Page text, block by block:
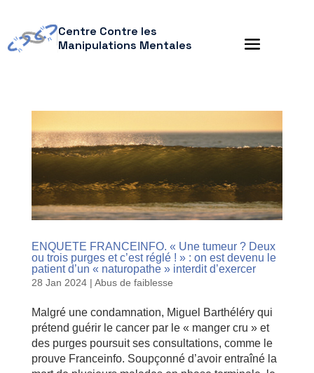
Centre Contre les
Manipulations Mentales
ENQUETE FRANCEINFO. « Une tumeur ? Deux
ou trois purges et c’est réglé ! » : on est devenu le
patient d’un « naturopathe » interdit d’exercer
28 Jan 2024| Abus de faiblesse
Malgré une condamnation, Miguel Barthéléry qui
prétend guérir le cancer par le « manger cru » et
des purges poursuit ses consultations, comme le
prouve Franceinfo. Soupçonné d’avoir entraîné la